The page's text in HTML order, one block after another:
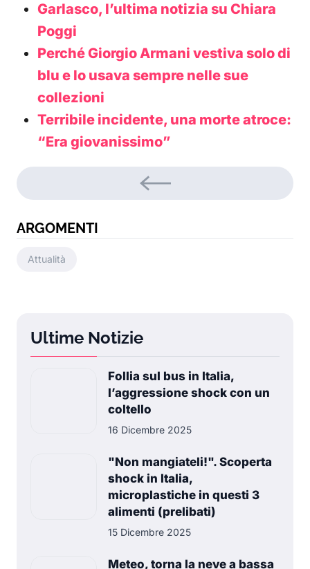
Garlasco, l’ultima notizia su Chiara
Poggi
Perché Giorgio Armani vestiva solo di
blu e lo usava sempre nelle sue
collezioni
Terribile incidente, una morte atroce:
“Era giovanissimo”
ARGOMENTI
Attualità
Ultime Notizie
Follia sul bus in Italia,
l’aggressione shock con un
coltello
16 Dicembre 2025
"Non mangiateli!". Scoperta
shock in Italia,
microplastiche in questi 3
alimenti (prelibati)
15 Dicembre 2025
Meteo, torna la neve a bassa